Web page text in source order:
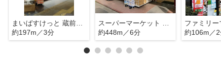
まいばすけっと 蔵前駅北店
約197m／3分
スーパーマーケット リコス 蔵前2丁目店
約448m／6分
約106m／